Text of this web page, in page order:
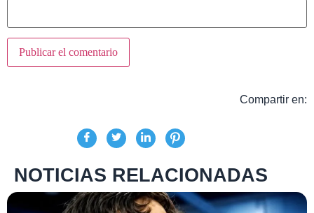
Compartir en:
NOTICIAS RELACIONADAS